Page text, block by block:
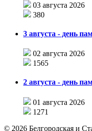
03 августа 2026
380
3 августа - день
02 августа 2026
1565
2 августа - день
01 августа 2026
1271
© 2026 Белгородская и